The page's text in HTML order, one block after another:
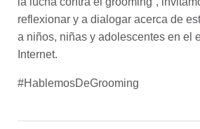
reflexionar y a dialogar acerca de
a niños, niñas y adolescentes en el
Internet.
#HablemosDeGrooming